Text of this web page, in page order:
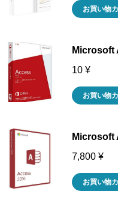
お買い物
Microsoft
10 ¥
お買い物
Microsoft
7,800 ¥
お買い物